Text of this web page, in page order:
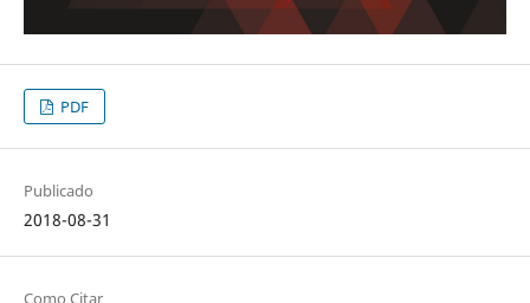
PDF
Publicado
2018-08-31
Como Citar